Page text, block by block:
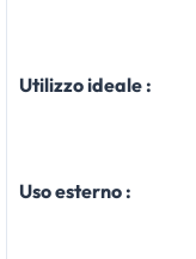
Utilizzo ideale :
Uso esterno :